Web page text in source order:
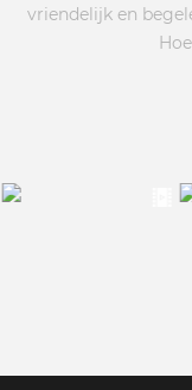
vriendelijk en